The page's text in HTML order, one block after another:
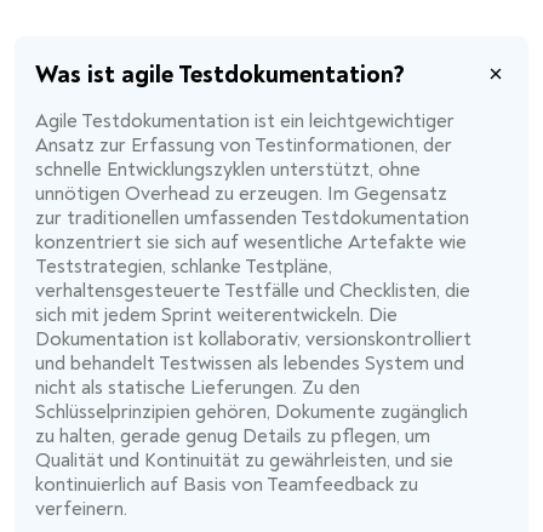
Was ist agile Testdokumentation?
Agile Testdokumentation ist ein leichtgewichtiger
Ansatz zur Erfassung von Testinformationen, der
schnelle Entwicklungszyklen unterstützt, ohne
unnötigen Overhead zu erzeugen. Im Gegensatz
zur traditionellen umfassenden Testdokumentation
konzentriert sie sich auf wesentliche Artefakte wie
Teststrategien, schlanke Testpläne,
verhaltensgesteuerte Testfälle und Checklisten, die
sich mit jedem Sprint weiterentwickeln. Die
Dokumentation ist kollaborativ, versionskontrolliert
und behandelt Testwissen als lebendes System und
nicht als statische Lieferungen. Zu den
Schlüsselprinzipien gehören, Dokumente zugänglich
zu halten, gerade genug Details zu pflegen, um
Qualität und Kontinuität zu gewährleisten, und sie
kontinuierlich auf Basis von Teamfeedback zu
verfeinern.